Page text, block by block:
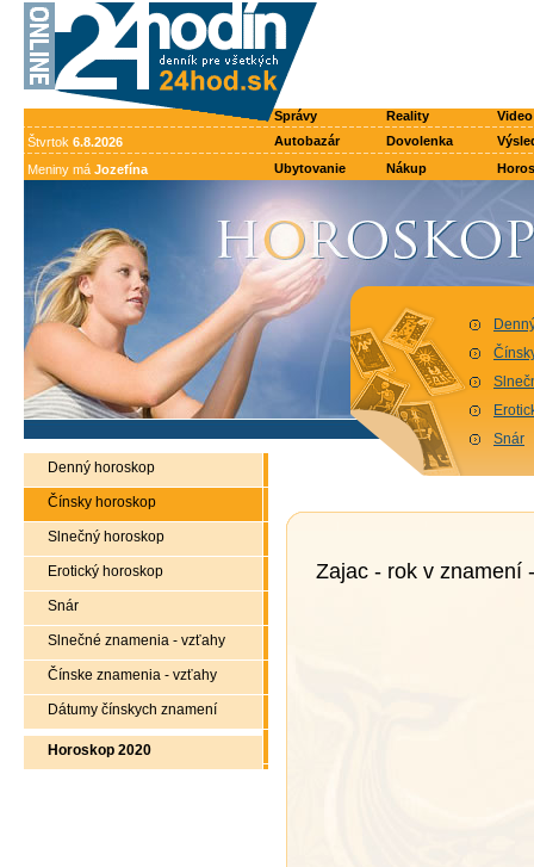
Správy Reality
Video
Štvrtok 6.8.2026 Autobazár Dovolenka
Meniny má Jozefína Ubytovanie Nákup
Snár
Denný horoskop
Čínsky horoskop
Slnečný horoskop
Erotický horoskop
Snár
Slnečné znamenia - vzťahy
Čínske znamenia - vzťahy
Dátumy čínskych znamení
Horoskop 2020
Zajac - rok v znamení